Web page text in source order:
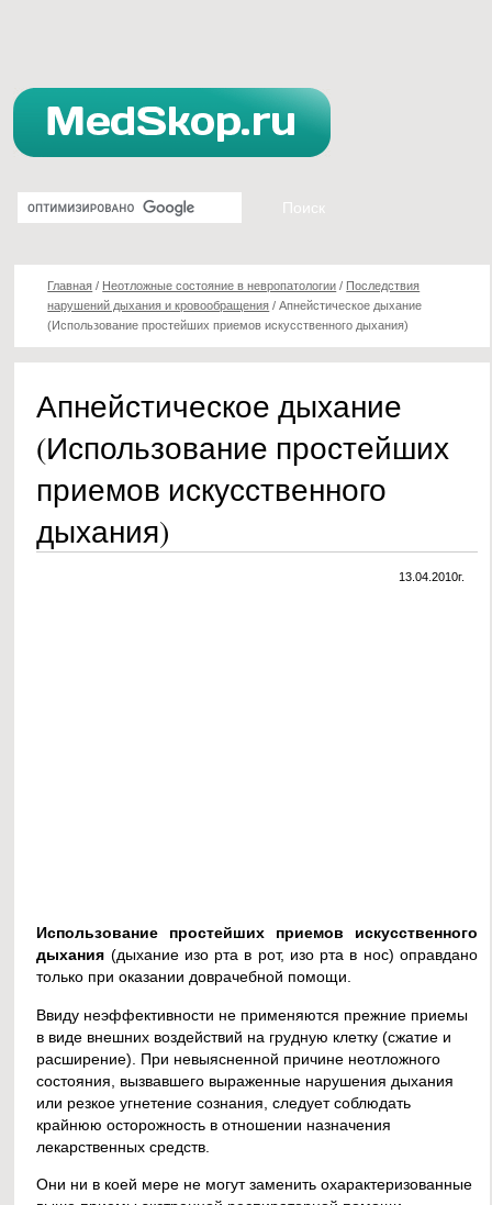
Главная / Неотложные состояние в невропатологии / Последствия
нарушений дыхания и кровообращения /Апнейстическое дыхание
(Использование простейших приемов искусственного дыхания)
Апнейстическое дыхание
(Использование простейших
приемов искусственного
дыхания)
13.04.2010г.
Использование простейших приемов искусственного
дыхания (дыхание изо рта в рот, изо рта в нос) оправдано
только при оказании доврачебной помощи.
Ввиду неэффективности не применяются прежние приемы
в виде внешних воздействий на грудную клетку (сжатие и
расширение). При невыясненной причине неотложного
состояния, вызвавшего выраженные нарушения дыхания
или резкое угнетение сознания, следует соблюдать
крайнюю осторожность в отношении назначения
лекарственных средств.
Они ни в коей мере не могут заменить охарактеризованные